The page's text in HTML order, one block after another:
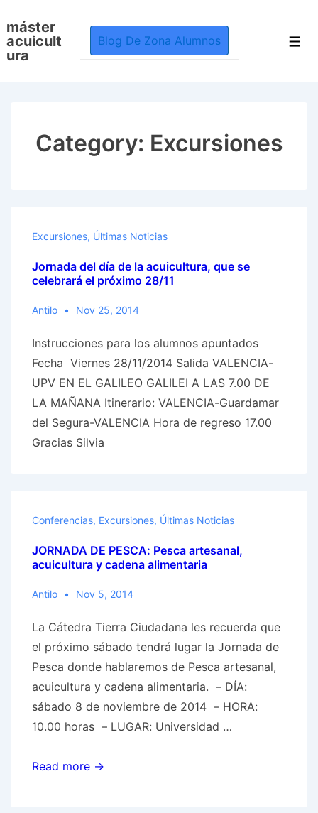
Skip
to
máster
acuicult
ura
Blog De Zona Alumnos
Category: Excursiones
Excursiones, Últimas Noticias
Jornada del día de la acuicultura, que se
celebrará el próximo 28/11
Antilo Nov 25, 2014
Instrucciones para los alumnos apuntados
Fecha Viernes 28/11/2014 Salida VALENCIA-
UPV EN EL GALILEO GALILEI A LAS 7.00 DE
LA MAÑANA Itinerario: VALENCIA-Guardamar
del Segura-VALENCIA Hora de regreso 17.00
Gracias Silvia
Conferencias, Excursiones, Últimas Noticias
JORNADA DE PESCA: Pesca artesanal,
acuicultura y cadena alimentaria
Antilo Nov 5, 2014
La Cátedra Tierra Ciudadana les recuerda que
el próximo sábado tendrá lugar la Jornada de
Pesca donde hablaremos de Pesca artesanal,
acuicultura y cadena alimentaria. – DÍA:
sábado 8 de noviembre de 2014 – HORA:
10.00 horas – LUGAR: Universidad …
JORNADA
Read more →